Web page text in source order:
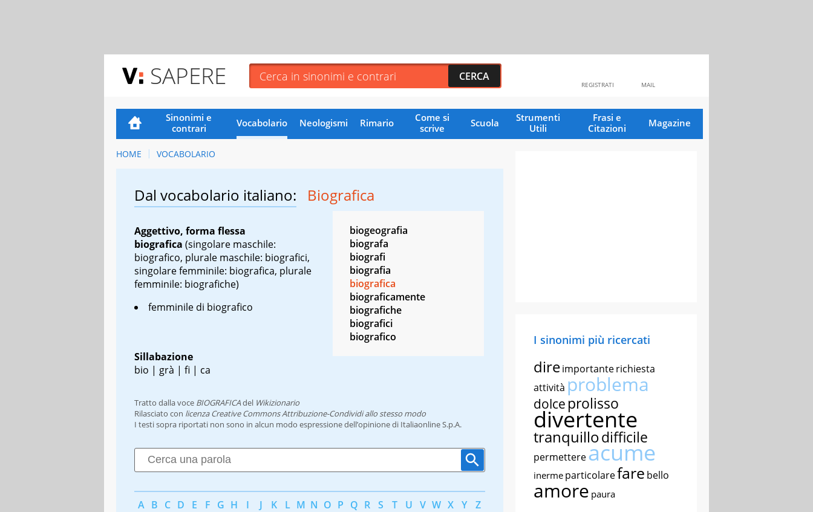
SAPERE MAIL
REGISTRATI
Sinonimi e
contrari
Vocabolario Neologismi Rimario
Come si
scrive
Scuola
Strumenti
Utili
Frasi e
Citazioni
Magazine
HOME VOCABOLARIO
Dal vocabolario italiano: Biografica
Aggettivo, forma flessa
biografica (singolare maschile:
biografico, plurale maschile: biografici,
singolare femminile: biografica, plurale
femminile: biografiche)
femminile di biografico
Sillabazione
bio | grà | fi | ca
biogeografia
biografa
biografi
biografia
biografica
biograficamente
biografiche
biografici
biografico
Tratto dalla voce BIOGRAFICAdel Wikizionario
Rilasciato con licenza Creative Commons Attribuzione-Condividi allo stesso modo
I testi sopra riportati non sono in alcun modo espressione dell’opinione di Italiaonline S.p.A.
A B C D E F G H I J K L M N O P Q R S T U V W X Y Z
I sinonimi più ricercati
direimportanterichiesta
attività problema
dolce prolisso
divertente
tranquillodifficile
permettereacume
inerme particolarefare bello
amore paura